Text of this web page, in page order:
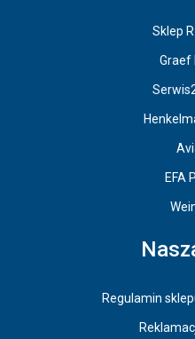
Sklep
Graef
EFA
Regulamin